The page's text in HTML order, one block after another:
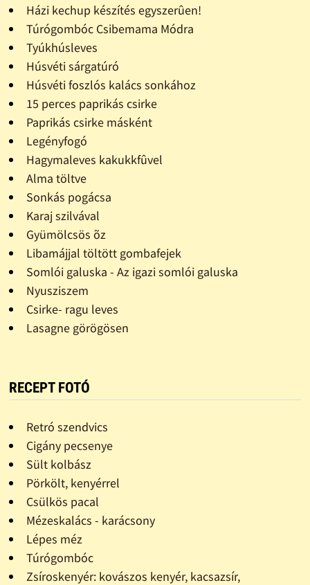
Házi kechup készítés egyszerûen!
Túrógombóc Csibemama Módra
Tyúkhúsleves
Húsvéti sárgatúró
Húsvéti foszlós kalács sonkához
15 perces paprikás csirke
Paprikás csirke másként
Legényfogó
Hagymaleves kakukkfûvel
Alma töltve
Sonkás pogácsa
Karaj szilvával
Gyümölcsös õz
Libamájjal töltött gombafejek
Somlói galuska - Az igazi somlói galuska
Nyusziszem
Csirke- ragu leves
Lasagne görögösen
RECEPT FOTÓ
Retró szendvics
Cigány pecsenye
Sült kolbász
Pörkölt, kenyérrel
Csülkös pacal
Mézeskalács - karácsony
Lépes méz
Túrógombóc
Zsíroskenyér: kovászos kenyér, kacsazsír,